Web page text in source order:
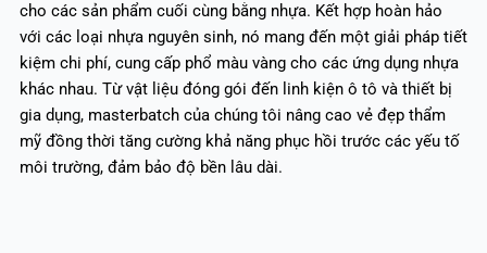
cho các sản phẩm cuối cùng bằng nhựa. Kết hợp hoàn hảo
với các loại nhựa nguyên sinh, nó mang đến một giải pháp tiết
kiệm chi phí, cung cấp phổ màu vàng cho các ứng dụng nhựa
khác nhau. Từ vật liệu đóng gói đến linh kiện ô tô và thiết bị
gia dụng, masterbatch của chúng tôi nâng cao vẻ đẹp thẩm
mỹ đồng thời tăng cường khả năng phục hồi trước các yếu tố
môi trường, đảm bảo độ bền lâu dài.